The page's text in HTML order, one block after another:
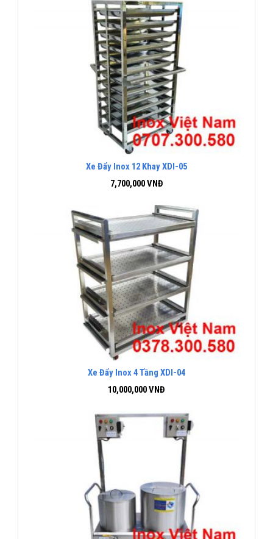
Xe Đẩy Inox 12 Khay XDI-05
7,700,000VNĐ
Xe Đẩy Inox 4 Tầng XDI-04
10,000,000VNĐ